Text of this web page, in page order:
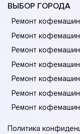
ВЫБОР ГОРОДА
Ремонт
Ремонт
Ремонт
Ремонт
Ремонт
Ремонт
Ремонт
Политика